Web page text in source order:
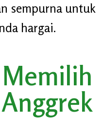
sempurna untuk
hargai.